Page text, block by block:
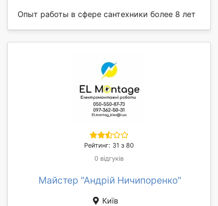
Опыт работы в сфере сантехники более 8 лет
Рейтинг: 31 з 80
0 відгуків
Майстер "Андрій Ничипоренко"
Київ